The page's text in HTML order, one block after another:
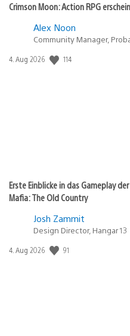
Crimson Moon: Action RPG
Alex Noon
Community Manager,
Veröffentlichungsdatum:
4. Aug 2026 114
Erste Einblicke in das Gameplay
Mafia: The Old Country
Josh Zammit
Design Director, Hangar 13
Veröffentlichungsdatum:
4. Aug 2026 91